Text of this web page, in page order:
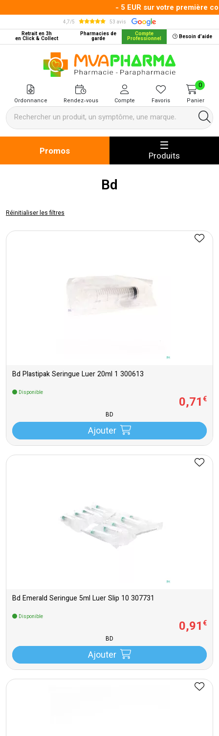
- 5 EUR sur votre première
4,7/5
53 avis
Retrait en 3h
en Click & Collect
Pharmacies de
garde
Compte
Professionnel Besoin d’aide
MVA Pharma Votre pharmacie
Ordonnance Rendez-vous Compte Favoris Panier
0
Promos Produits
Bd
Réinitialiser les filtres
Bd Plastipak Seringue Luer 20ml 1 300613
Disponible
0,71€
BD
Ajouter
Bd Emerald Seringue 5ml Luer Slip 10 307731
Disponible
0,91€
BD
Ajouter